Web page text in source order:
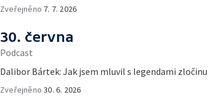
Zveřejněno 7. 7. 2026
30. června
Podcast
Dalibor Bártek: Jak jsem mluvil s legendami zločinu
Zveřejněno30. 6. 2026